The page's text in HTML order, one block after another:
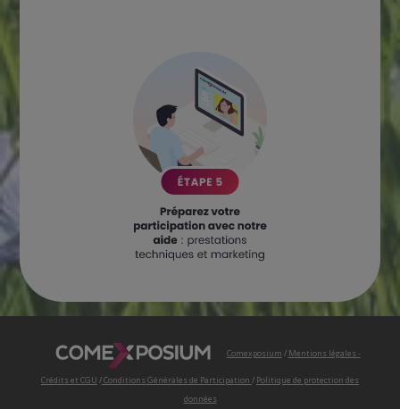
Comexposium / Mentions légales -
Crédits et CGU /Conditions Générales de Participation / Politique de protection des
données